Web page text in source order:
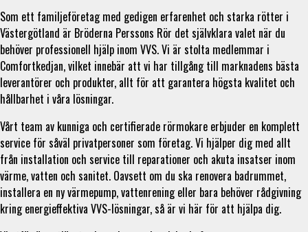
Som ett familjeföretag med gedigen erfarenhet och starka rötter i
Västergötland är Bröderna Perssons Rör det självklara valet när du
behöver professionell hjälp inom VVS. Vi är stolta medlemmar i
Comfortkedjan, vilket innebär att vi har tillgång till marknadens bästa
leverantörer och produkter, allt för att garantera högsta kvalitet och
hållbarhet i våra lösningar.
Vårt team av kunniga och certifierade rörmokare erbjuder en komplett
service för såväl privatpersoner som företag. Vi hjälper dig med allt
från installation och service till reparationer och akuta insatser inom
värme, vatten och sanitet. Oavsett om du ska renovera badrummet,
installera en ny värmepump, vattenrening eller bara behöver rådgivning
kring energieffektiva VVS-lösningar, så är vi här för att hjälpa dig.